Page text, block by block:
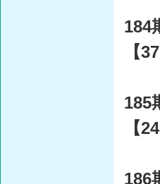
184
【
185
【
186